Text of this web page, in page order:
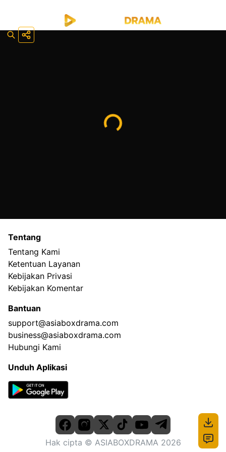
Tentang
Tentang Kami
Ketentuan Layanan
Kebijakan Privasi
Kebijakan Komentar
Bantuan
support@asiaboxdrama.com
business@asiaboxdrama.com
Hubungi Kami
Unduh Aplikasi
Hak cipta © ASIABOXDRAMA 2026